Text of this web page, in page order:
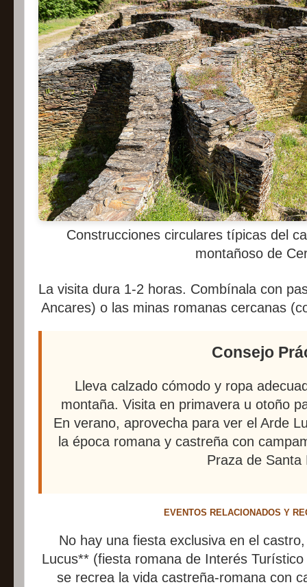
Construcciones circulares típicas del
montañoso de
La visita dura 1-2 horas. Combínala con
Ancares) o las minas romanas cercanas
Consejo
Lleva calzado cómodo y ropa
montaña. Visita en primavera u otoño
En verano, aprovecha para ver el Arde
la época romana y castreña con
Praza de Santa
EVENTOS RELACIONADOS Y
No hay una fiesta exclusiva en el
Lucus** (fiesta romana de Interés
se recrea la vida castreña-romana con